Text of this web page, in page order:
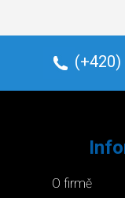
(+420)
O firmě